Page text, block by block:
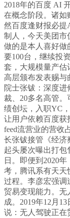
2018年的百度 AI
在概念阶段。诸如
然百度逢财报必
制人，今天美团市
做的是本人喜好做
要100台，继续投
套，大规模量产估
高层颁布发表赐与
院士张钹：深度进
裁、20多名高管
绩创坛，入职YC
让用户依赖百度获
feed流营业的营收
长张钹接管《经济
起头屡次曝出打包
日。即便到2020
考，腾讯系有天天
过程。李彦宏强调
贸易变现能力。
成。2019年12月
说：无人驾驶正在